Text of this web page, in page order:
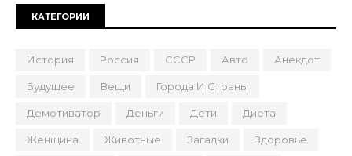
КАТЕГОРИИ
История Россия СССР Авто Анекдот
Будущее Вещи Города И Страны
Демотиватор Деньги Дети Диета
Женщина Животные Загадки Здоровье